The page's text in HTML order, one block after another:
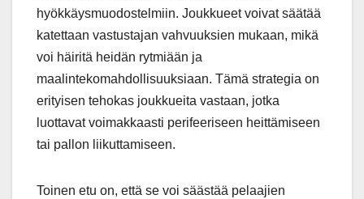
hyökkäysmuodostelmiin. Joukkueet voivat säätää
katettaan vastustajan vahvuuksien mukaan, mikä
voi häiritä heidän rytmiään ja
maalintekomahdollisuuksiaan. Tämä strategia on
erityisen tehokas joukkueita vastaan, jotka
luottavat voimakkaasti perifeeriseen heittämiseen
tai pallon liikuttamiseen.
Toinen etu on, että se voi säästää pelaajien